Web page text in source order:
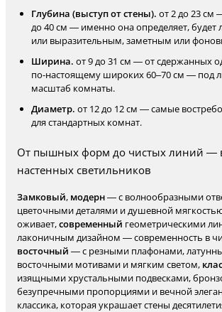
Глубина (выступ от стены). от 2 до 23 см
до 40 см — именно она определяет,
или выразительным, заметным или
Ширина. от 9 до 31 см — от сдержанных
по-настоящему широких 60–70 см — под
масштаб комнаты.
Диаметр. от 12 до 12 см — самые
для стандартных комнат.
От пышных форм до чистых линий —
настенных светильников
Замковый, модерн— с волнообразными
цветочными деталями и душевной
оживает,современный геометрическими
лаконичным дизайном — современность в
восточный — с резными плафонами,
восточными мотивами и мягким светом,
изящными хрустальными подвесками,
безупречными пропорциями и вечной
классика, которая украшает стены